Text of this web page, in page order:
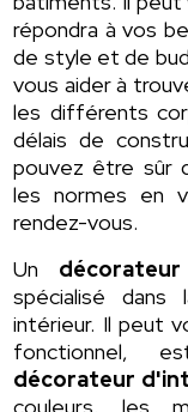
répondra à vos
de style et de
vous aider à
les différents
délais de
pouvez être sûr
les normes en
rendez-vous.
Un
spécialisé dans
intérieur. Il peut
fonctionnel,
décorateur